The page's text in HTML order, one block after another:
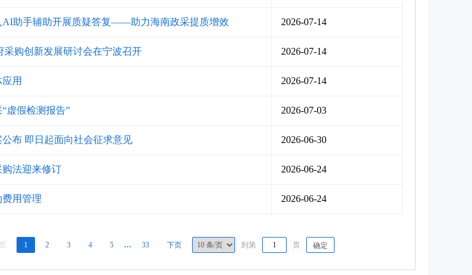
AI助手辅助开展质疑答复——助力海南政采提质增效 2026-07-14
采购创新发展研讨会在宁波召开 2026-07-14
用 2026-07-14
虚假检测报告” 2026-07-03
公布 即日起面向社会征求意见 2026-06-30
法迎来修订 2026-06-24
用管理 2026-06-24
1 2 3 4 5 … 33 下页 到第 页 确定